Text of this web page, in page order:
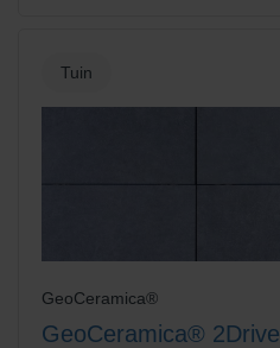
Tuin
GeoCeramica®
GeoCeramica® 2Drive